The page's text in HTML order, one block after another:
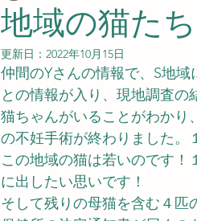
地域の猫たち
更新日： 2022年10月15日
仲間のYさんの情報で、S地
との情報が入り、現地調査
猫ちゃんがいることがわかり
の不妊手術が終わりました。
この地域の猫は若いのです！
に出したい思いです！
そして残りの母猫を含む４匹